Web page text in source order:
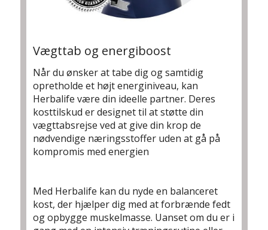
Vægttab og energiboost
Når du ønsker at tabe dig og samtidig
opretholde et højt energiniveau, kan
Herbalife være din ideelle partner. Deres
kosttilskud er designet til at støtte din
vægttabsrejse ved at give din krop de
nødvendige næringsstoffer uden at gå på
kompromis med energien
Med Herbalife kan du nyde en balanceret
kost, der hjælper dig med at forbrænde fedt
og opbygge muskelmasse. Uanset om du er i